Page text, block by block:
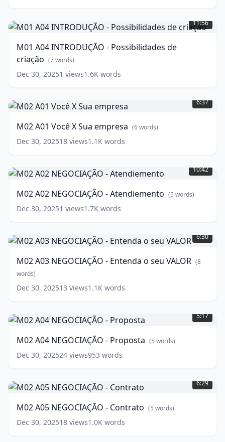
A04
INTRODUÇÃO
Possibilidades
de
criação (7
11:56
M01 A04 INTRODUÇÃO - Possibilidades de
criação (7words)
Dec 30, 20251 views1.6K words
A01
Você
Sua
empresa (6
6:37
M02 A01 Você X Sua empresa (6words)
Dec 30, 202518 views1.1K words
A02
NEGOCIAÇÃO
Atendiemento (5
words)
10:42
M02 A02 NEGOCIAÇÃO - Atendiemento (5 words)
Dec 30, 20251 views1.7K words
A03
NEGOCIAÇÃO
Entenda
o
seu
VALOR
6:30
M02 A03 NEGOCIAÇÃO - Entenda o seu VALOR (8
words)
Dec 30, 202513 views1.1K words
A04
NEGOCIAÇÃO
Proposta ( 5
words)
5:17
M02 A04 NEGOCIAÇÃO - Proposta (5 words)
Dec 30, 202524 views953 words
A05
NEGOCIAÇÃO
Contrato ( 5
words)
6:29
M02 A05 NEGOCIAÇÃO - Contrato (5 words)
Dec 30, 202518 views1.0K words